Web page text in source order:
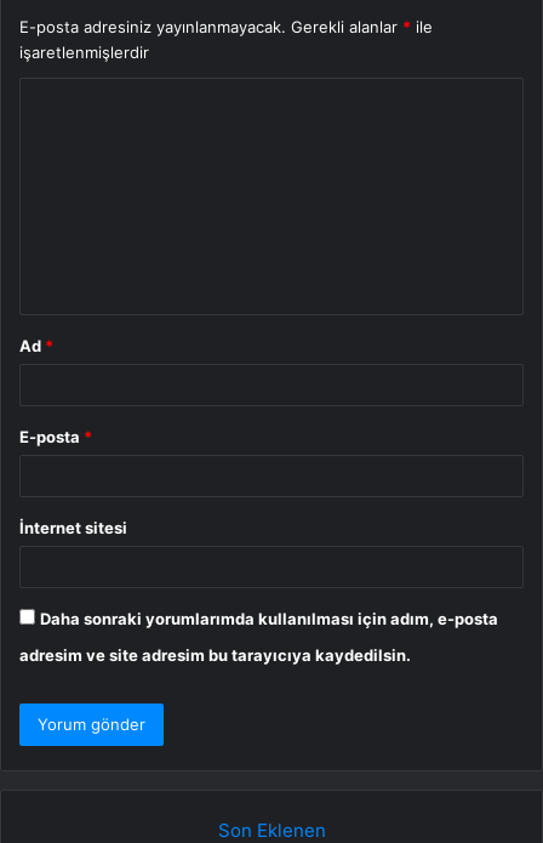
E-posta adresiniz yayınlanmayacak. Gerekli alanlar * ile
işaretlenmişlerdir
Ad *
E-posta *
İnternet sitesi
Daha sonraki yorumlarımda kullanılması için adım, e-posta
adresim ve site adresim bu tarayıcıya kaydedilsin.
Son Eklenen